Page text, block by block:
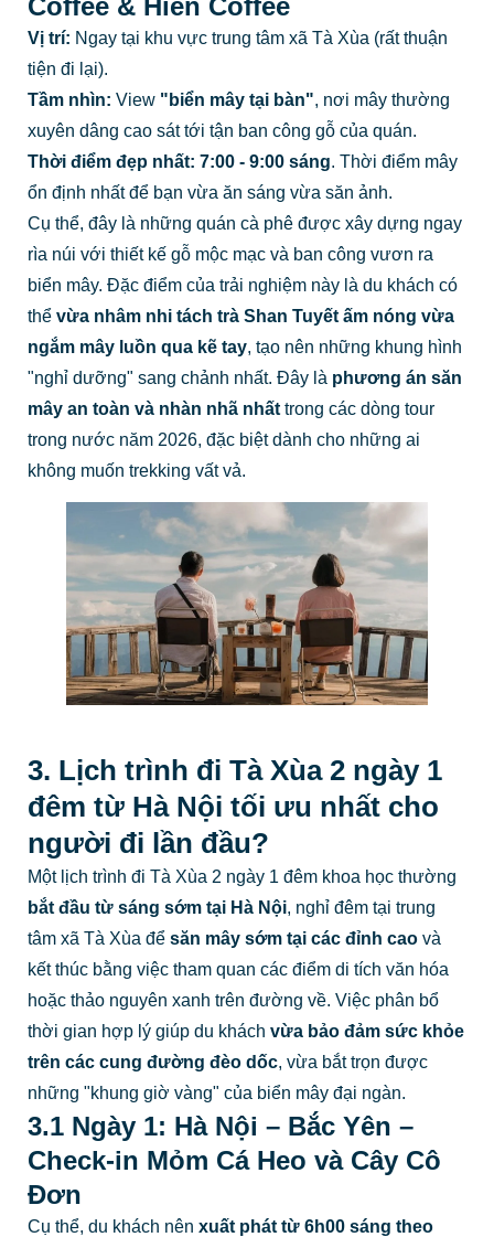
Vị trí: Ngay tại khu vực trung tâm xã Tà Xùa (rất thuận
tiện đi lại).
Tầm nhìn: View "biển mây tại bàn", nơi mây thường
xuyên dâng cao sát tới tận ban công gỗ của quán.
Thời điểm đẹp nhất: 7:00 - 9:00 sáng. Thời điểm mây
ổn định nhất để bạn vừa ăn sáng vừa săn ảnh.
Cụ thể, đây là những quán cà phê được xây dựng ngay
rìa núi với thiết kế gỗ mộc mạc và ban công vươn ra
biển mây. Đặc điểm của trải nghiệm này là du khách có
thể vừa nhâm nhi tách trà Shan Tuyết ấm nóng vừa
ngắm mây luồn qua kẽ tay, tạo nên những khung hình
"nghỉ dưỡng" sang chảnh nhất. Đây là phương án săn
mây an toàn và nhàn nhã nhấttrong các dòng tour
trong nước năm 2026, đặc biệt dành cho những ai
không muốn trekking vất vả.
3. Lịch trình đi Tà Xùa 2 ngày 1
đêm từ Hà Nội tối ưu nhất cho
người đi lần đầu?
Một lịch trình đi Tà Xùa 2 ngày 1 đêm khoa học thường
bắt đầu từ sáng sớm tại Hà Nội, nghỉ đêm tại trung
tâm xã Tà Xùa để săn mây sớm tại các đỉnh caovà
kết thúc bằng việc tham quan các điểm di tích văn hóa
hoặc thảo nguyên xanh trên đường về. Việc phân bổ
thời gian hợp lý giúp du khách vừa bảo đảm sức khỏe
trên các cung đường đèo dốc, vừa bắt trọn được
những "khung giờ vàng" của biển mây đại ngàn.
3.1 Ngày 1: Hà Nội – Bắc Yên –
Check-in Mỏm Cá Heo và Cây Cô
Đơn
Cụ thể, du khách nên xuất phát từ 6h00 sáng theo